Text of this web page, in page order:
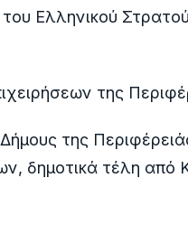
Ελληνικού
της
Δήμους της
δημοτικά τέλη από